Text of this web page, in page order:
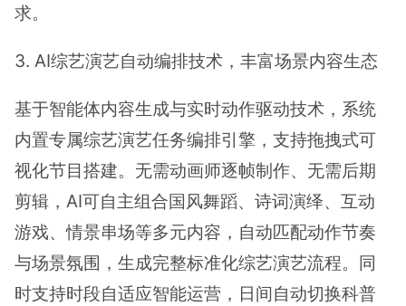
求。
3. AI综艺演艺自动编排技术，丰富场景内容生态
基于智能体内容生成与实时动作驱动技术，系统
内置专属综艺演艺任务编排引擎，支持拖拽式可
视化节目搭建。无需动画师逐帧制作、无需后期
剪辑，AI可自主组合国风舞蹈、诗词演绎、互动
游戏、情景串场等多元内容，自动匹配动作节奏
与场景氛围，生成完整标准化综艺演艺流程。同
时支持时段自适应智能运营，日间自动切换科普